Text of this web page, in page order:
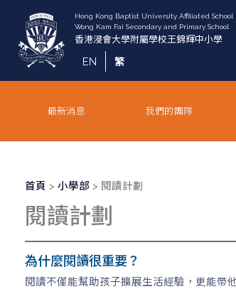
EN 繁
最新消息 我們的團隊
導
連
結
首頁 小學部 閱讀計劃
閱讀計劃
為什麼閱讀很重要？
閱讀不僅能幫助孩子擴展生活經驗，更能帶